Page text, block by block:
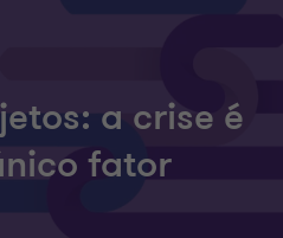
a crise é
fator